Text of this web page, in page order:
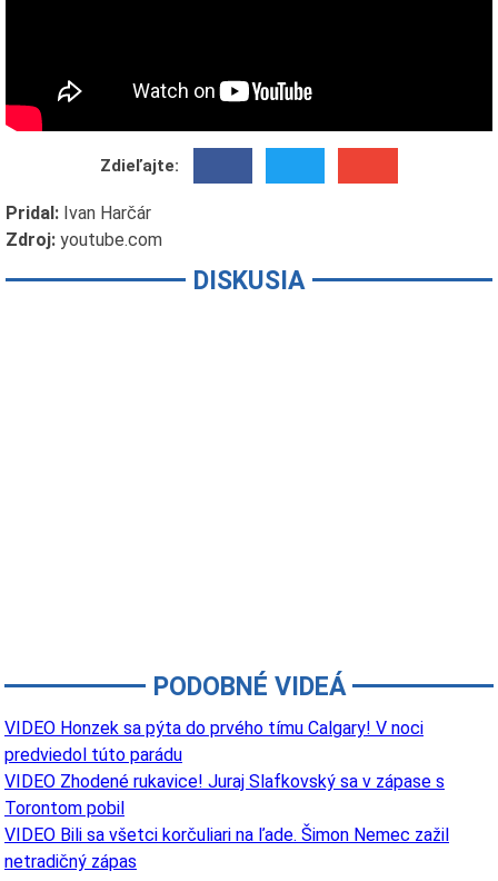
Zdieľajte:
Pridal: Ivan Harčár
Zdroj: youtube.com
DISKUSIA
PODOBNÉ VIDEÁ
VIDEO Honzek sa pýta do prvého tímu Calgary! V noci
predviedol túto parádu
VIDEO Zhodené rukavice! Juraj Slafkovský sa v zápase s
Torontom pobil
VIDEO Bili sa všetci korčuliari na ľade. Šimon Nemec zažil
netradičný zápas